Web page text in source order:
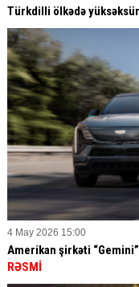
Türkdilli ölkədə
4 May 2026 15:00
Amerikan şirkəti
RƏSMİ